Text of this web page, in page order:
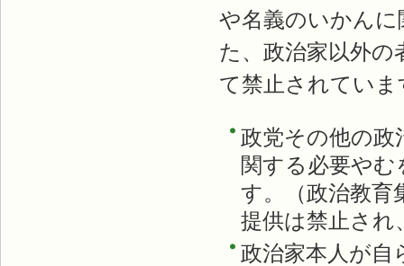
や名義のいかん
た、政治家以外
て禁止されていま
政党その他の政
関する必要や
す。（政治教育
提供は禁止され
政治家本人が自